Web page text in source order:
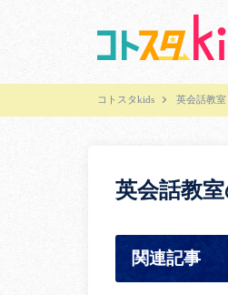
コトスタkids 英会話教室
英会話教室
関連記事